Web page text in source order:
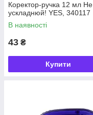
Коректор-ручка 12 мл Не
ускладнюй! YES, 340117
В наявності
43 ₴
Купити